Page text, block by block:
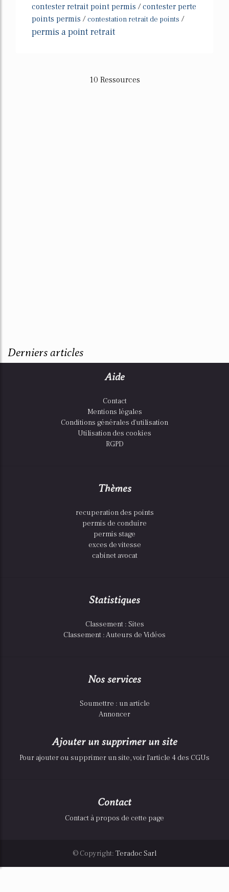
contester retrait point permis /contester perte
points permis / contestation retrait de points /
permis a point retrait
10 Ressources
Derniers articles
Aide
Contact
Mentions légales
Conditions générales d'utilisation
Utilisation des cookies
RGPD
Thèmes
recuperation des points
permis de conduire
permis stage
exces de vitesse
cabinet avocat
Statistiques
Classement : Sites
Classement : Auteurs de Vidéos
Nos services
Soumettre : un article
Annoncer
Ajouter un supprimer un site
Pour ajouter ou supprimer un site, voir l'article 4 des CGUs
Contact
Contact à propos de cette page
© Copyright: Teradoc Sarl